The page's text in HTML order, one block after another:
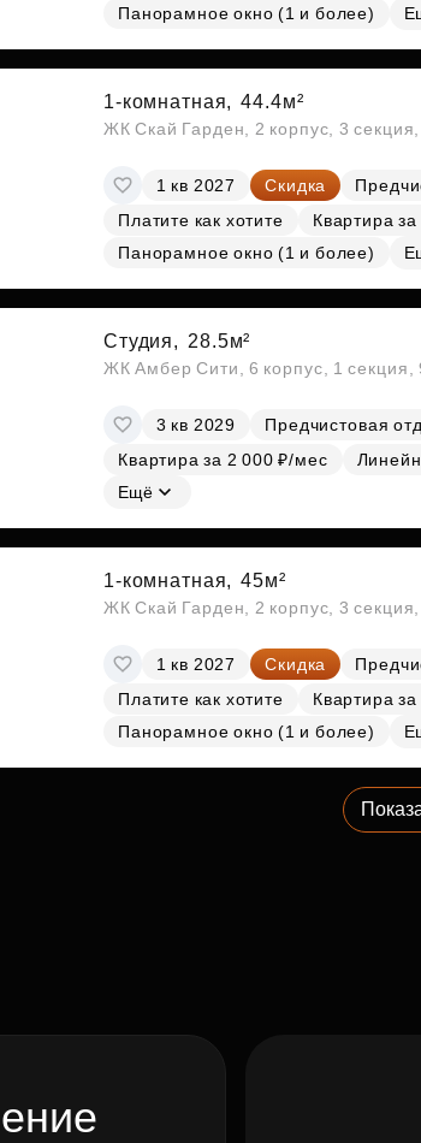
Панорамное окно (1 и более)
1-комнатная, 44.4м²
ЖК Скай Гарден, 2 корпус, 3
1 кв 2027 Скидка
Платите как хотите
Квартира
Панорамное окно (1 и более)
Студия, 28.5м²
ЖК Амбер Сити, 6 корпус, 1
3 кв 2029 Предчистовая
Квартира за 2 000 ₽/мес
Ещё
1-комнатная, 45м²
ЖК Скай Гарден, 2 корпус, 3
1 кв 2027 Скидка
Платите как хотите
Квартира
Панорамное окно (1 и более)